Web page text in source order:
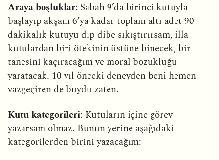
Araya boşluklar: Sabah 9’da birinci kutuyla
başlayıp akşam 6’ya kadar toplam altı adet 90
dakikalık kutuyu dip dibe sıkıştırırsam, illa
kutulardan biri ötekinin üstüne binecek, bir
tanesini kaçıracağım ve moral bozukluğu
yaratacak. 10 yıl önceki deneyden beni hemen
vazgeçiren de buydu zaten.
Kutu kategorileri: Kutuların içine görev
yazarsam olmaz. Bunun yerine aşağıdaki
kategorilerden birini yazacağım: